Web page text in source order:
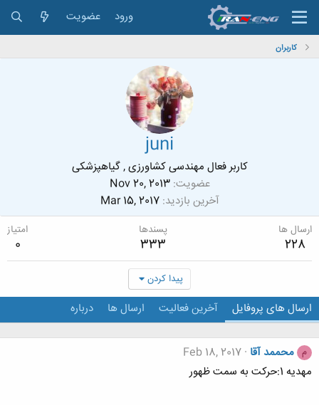
ورود عضویت
کاربران
juni
کاربر فعال مهندسی کشاورزی , گیاهپزشکی
عضویت Nov 20, 2013
آخرین بازدید Mar 15, 2017
ارسال ها
228
پسندها
333
امتیاز
0
پیدا کردن
ارسال های پروفایل آخرین فعالیت ارسال ها درباره
م محممد آقا Feb 18, 2017
مهديه 1:حركت به سمت ظهور